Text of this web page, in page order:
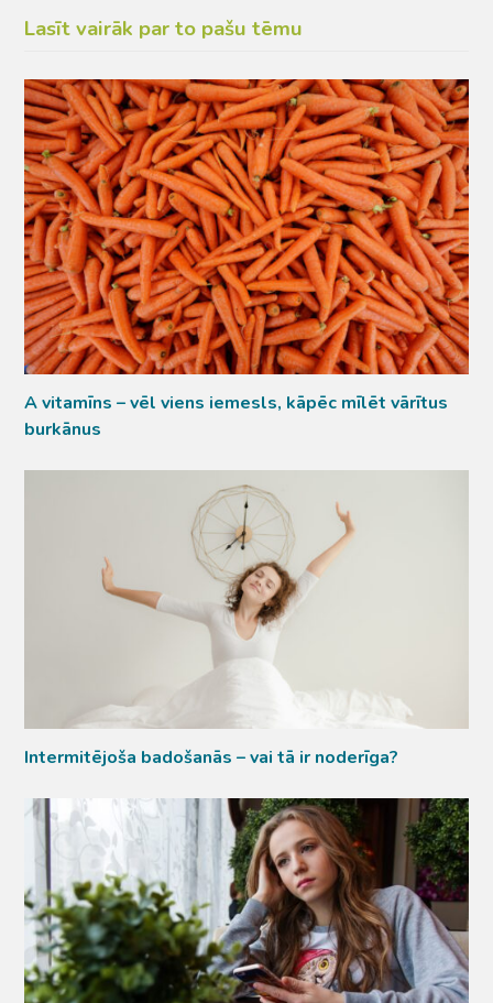
Lasīt vairāk par to pašu tēmu
A vitamīns – vēl viens iemesls, kāpēc mīlēt vārītus
burkānus
Intermitējoša badošanās – vai tā ir noderīga?